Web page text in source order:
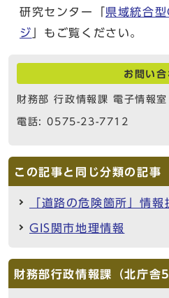
研究センター「県域統合
ジ
」もご覧ください。
お問い合
財務部 行政情報課 電子情報室
電話: 0575-23-7712
この記事と同じ分類の記事
「道路の危険箇所」情報
GIS関市地理情報
財務部行政情報課（北庁舎5